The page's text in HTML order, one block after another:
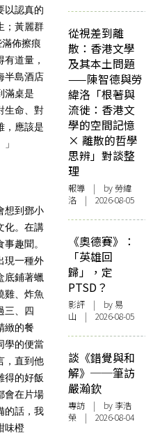
以認真的
；黃麗群
佈擦痕
道量，
半島酒店
滿桌是
生命、對
，應該是
想到鄧小
化。在講
趣聞。
現一種外
底鋪著蠟
雞、炸魚
三、四
緻的餐
學的便當
，直到他
得的好飯
會在片場
的話，我
味橙
從視差到離
散：香港文學
及其本土問題
——陳智德與勞
緯洛「根著與
流徙：香港文
學的空間記憶
× 離散的哲學
思辨」對談整
理
報導 | by 勞緯
洛 | 2026-08-05
《奧德賽》：
「英雄回
歸」，定
PTSD？
影評 | by 易
山 | 2026-08-05
談《錯覺與和
解》──筆訪
嚴瀚欽
專訪 | by 李浩
榮 | 2026-08-04